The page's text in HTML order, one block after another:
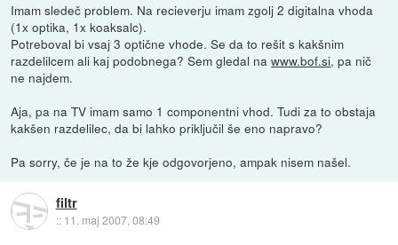
Imam sledeč problem. Na recieverju imam zgolj 2 digitalna vhoda
(1x optika, 1x koaksalc).
Potreboval bi vsaj 3 optične vhode. Se da to rešit s kakšnim
razdelilcem ali kaj podobnega? Sem gledal nawww.bof.si, pa nič
ne najdem.
Aja, pa na TV imam samo 1 componentni vhod. Tudi za to obstaja
kakšen razdelilec, da bi lahko priključil še eno napravo?
Pa sorry, če je na to že kje odgovorjeno, ampak nisem našel.
filtr
:: 11. maj 2007, 08:49